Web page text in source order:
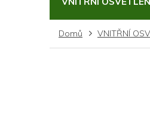
Domů VNITŘNÍ